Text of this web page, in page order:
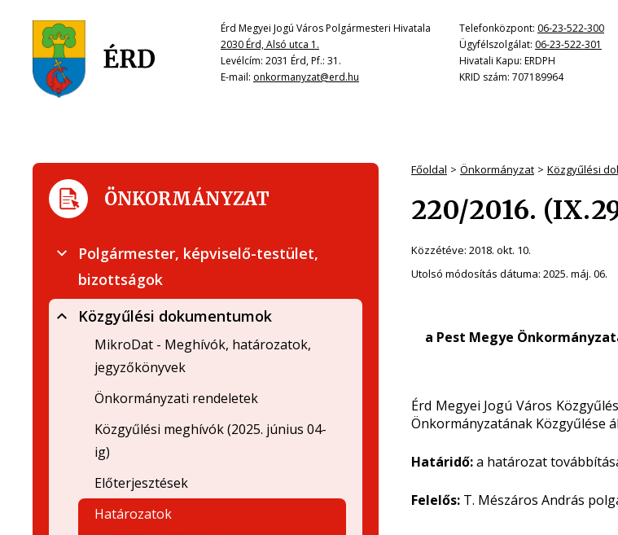
Érd Megyei Jogú Város Polgármesteri Hivatala
2030 Érd, Alsó utca 1.
Levélcím: 2031 Érd, Pf.: 31.
E-mail: onkormanyzat@erd.hu
Telefonközpont: 06-23-522-300
Ügyfélszolgálat: 06-23-522-301
Hivatali Kapu: ERDPH
KRID szám: 707189964
Főoldal Önkormányzat Közgyűlési
220/2016.
Közzétéve: 2018. okt. 10.
Utolsó módosítás dátuma: 2025. máj. 06.
a Pest Megye
Érd Megyei Jogú Város
Önkormányzatának Közgyűlése
Határidő:a határozat
Felelős: T. Mészáros András
ÖNKORMÁNYZAT
Polgármester, képviselő-testület,
bizottságok
Közgyűlési dokumentumok
MikroDat - Meghívók, határozatok,
jegyzőkönyvek
Önkormányzati rendeletek
Közgyűlési meghívók (2025. június 04-
ig)
Előterjesztések
Határozatok